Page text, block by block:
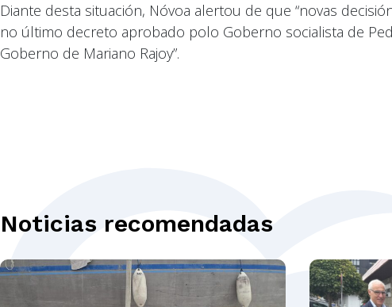
Diante desta situación, Nóvoa alertou de que “novas
no último decreto aprobado polo Goberno socialista de
Goberno de Mariano Rajoy”.
Noticias recomendadas